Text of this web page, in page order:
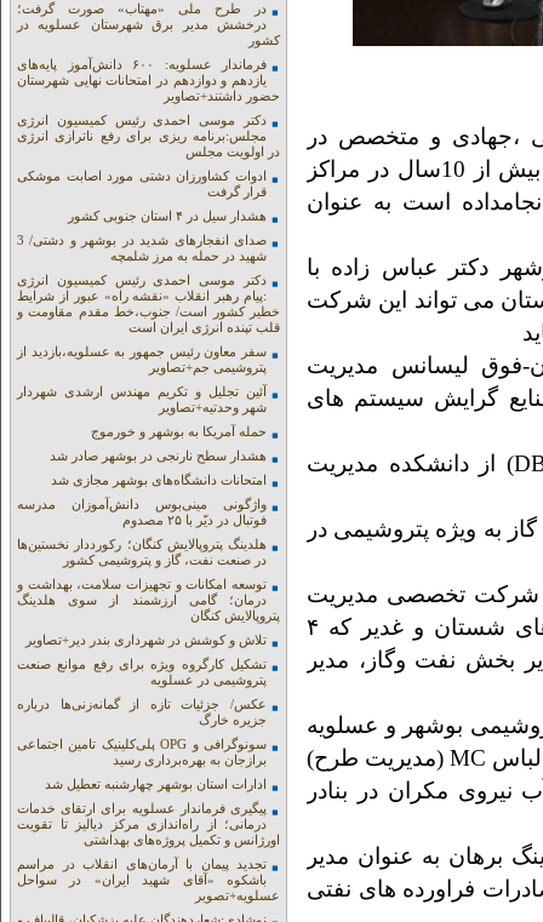
،جهادی و متخصص در
حوزه های مختلف پتروشیمی و مراکز صنعتی که بیش از 10سال در مراکز
است به عنوان
دکتر عباس زاده با
می تواند این شرکت
فوق لیسانس مدیریت
گرایش سیستم های
همچنین دوره دیده دکترای مدیریت کسب کار(DBA) از دانشکده مدیریت
‌گاز به ویژه پتروشیمی در
۱۰ سال حضور در شرکت تخصصی مدیریت
طرح های پتروشیمی وزارت دفاع برای هلدینگ های شستان و غدیر که ۴
بخش نفت و‌گاز، مدیر
در حدود ۶ سال در پتروشیمی بوشهر و عسلویه
مخازن سبز در تمامی ادوار مدیران عامل سابق در لباس MC (مدیریت طرح)
مکران در بنادر
برهان به عنوان مدیر
فراورده های نفتی
در طرح ملی «مهتاب» صورت گرفت؛
درخشش مدیر برق شهرستان عسلویه در
کشور
فرماندار عسلویه: ۶۰۰ دانش‌آموز پایه‌های
یازدهم و دوازدهم در امتحانات نهایی شهرستان
حضور داشتند+تصاویر
دکتر موسی احمدی رئیس کمیسیون انرژی
مجلس:برنامه ریزی برای رفع ناترازی انرژی
در اولویت مجلس
ادوات کشاورزان دشتی مورد اصابت موشکی
قرار گرفت
هشدار سیل در ۴ استان جنوبی کشور
صدای انفجارهای شدید در بوشهر و دشتی/ 3
شهید در حمله به مرز شلمچه
دکتر موسی احمدی رئیس کمیسیون انرژی
:پیام رهبر انقلاب «نقشه راه» عبور از شرایط
خطیر کشور است/ جنوب،خط مقدم مقاومت و
قلب تپنده انرژی ایران است
سفر معاون رئیس جمهور به عسلویه،بازدید از
پتروشیمی جم+تصاویر
آئین تجلیل و تکریم مهندس ارشدی شهردار
شهر وحدتیه+تصاویر
حمله آمریکا به بوشهر و خورموج
هشدار سطح نارنجی در بوشهر صادر شد
امتحانات دانشگاه‌های بوشهر مجازی شد
واژگونی مینی‌بوس دانش‌آموزان مدرسه
فوتبال در دیّر با ۲۵ مصدوم
هلدینگ پتروپالایش کنگان؛ رکورددار نخستین‌ها
در صنعت نفت، گاز و پتروشیمی کشور
توسعه امکانات و تجهیزات سلامت، بهداشت و
درمان؛ گامی ارزشمند از سوی هلدینگ
پتروپالایش کنگان
تلاش و کوشش در شهرداری بندر دیر+تصاویر
تشکیل کارگروه ویژه برای رفع موانع صنعت
پتروشیمی در عسلویه
عکس/ جزئیات تازه از گمانه‌زنی‌ها درباره
جزیره خارگ
سونوگرافی و OPG پلی‌کلینیک تامین اجتماعی
برازجان به بهره‌برداری رسید
ادارات استان بوشهر چهارشنبه تعطیل شد
پیگیری فرماندار عسلویه برای ارتقای خدمات
درمانی؛ از راه‌اندازی مرکز دیالیز تا تقویت
اورژانس و تکمیل پروژه‌های بهداشتی
تجدید پیمان با آرمان‌های انقلاب در مراسم
باشکوه «آقای شهید ایران» در سواحل
عسلویه+تصویر